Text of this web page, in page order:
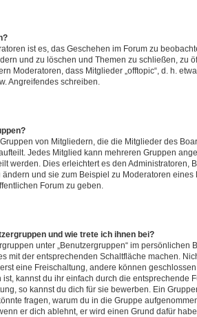
ist es, das Geschehen im Forum zu
und zu löschen und Themen zu schließen, zu
Moderatoren, dass Mitglieder „offtopic“, d. h.
Angreifendes schreiben.
von Mitgliedern, die die Mitglieder des
Jedes Mitglied kann mehreren Gruppen
werden. Dies erleichtert es den Administratoren,
ändern und sie zum Beispiel zu Moderatoren
Forum zu geben.
und wie trete ich ihnen bei?
unter „Benutzergruppen“ im persönlichen
mit der entsprechenden Schaltfläche machen.
eine Freischaltung, andere können
ist, kannst du ihr einfach durch die entsprechende
so kannst du dich für sie bewerben. Ein
fragen, warum du in die Gruppe
er dich ablehnt, er wird einen Grund dafür